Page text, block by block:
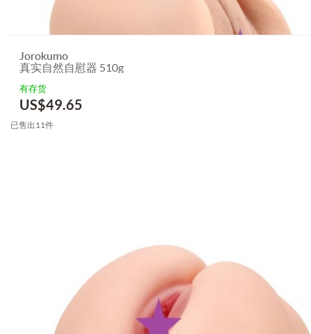
Jorokumo
真实自然自慰器 510g
有存货
US$49.65
已售出11件